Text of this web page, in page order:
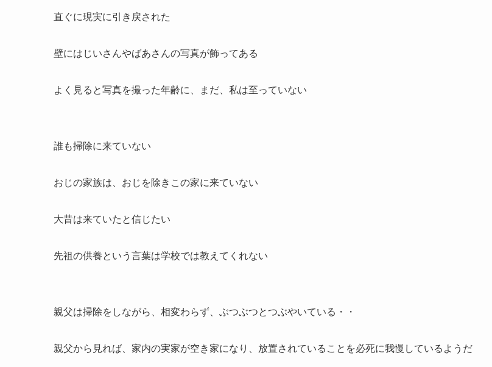
直ぐに現実に引き戻された
壁にはじいさんやばあさんの写真が飾ってある
よく見ると写真を撮った年齢に、まだ、私は至っていない
誰も掃除に来ていない
おじの家族は、おじを除きこの家に来ていない
大昔は来ていたと信じたい
先祖の供養という言葉は学校では教えてくれない
親父は掃除をしながら、相変わらず、ぶつぶつとつぶやいている・・
親父から見れば、家内の実家が空き家になり、放置されていることを必死に我慢しているようだ